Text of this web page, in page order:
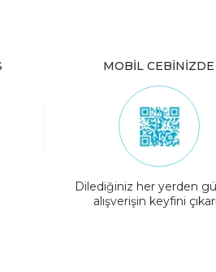
MOBİL CEBİNİZDE
Dilediğiniz her yerden
alışverişin keyfini